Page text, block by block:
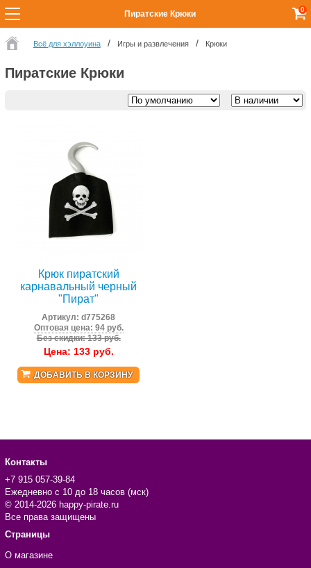
Всё для хэллоуина Игры и развлечения Крюки
Пиратские Крюки
Крюк пиратский
карнавальный черный
"Пират"
Артикул:d775268
Оптовая цена: 94 руб.
Без скидки: 133 руб.
Цена: 133руб.
ДОБАВИТЬ В КОРЗИНУ
Контакты
+7 915 057-39-84
Ежедневно с 10 до 18 часов (мск)
© 2014-2026 happy-pirate.ru
Все права защищены
Страницы
О магазине
Пиратские Крюки 0